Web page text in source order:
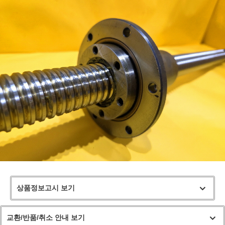
상품정보고시 보기
교환/반품/취소 안내 보기